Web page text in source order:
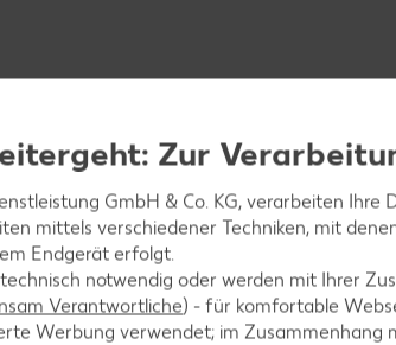
und schaumig aufschlagen.
circa 10 Minuten vor Ende der
Zur
GmbH & Co. KG, verarbeiten
mittels verschiedener Techniken, mit
Endgerät erfolgt.
notwendig oder werden mit Ihrer
Verantwortliche) - für komfortable
Werbung verwendet; im Zusammenhang